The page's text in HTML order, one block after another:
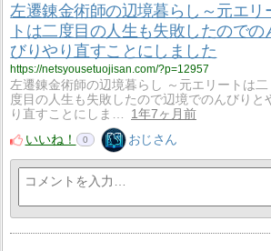
左遷錬金術師の辺境暮らし～元エリ
トは二度目の人生も失敗したのでの
びりやり直すことにしました
https://netsyousetuojisan.com/?p=12957
左遷錬金術師の辺境暮らし ～元エリートは二
度目の人生も失敗したので辺境でのんびりと
り直すことにしま…
1年7ヶ月前
いいね！
0 おじさん